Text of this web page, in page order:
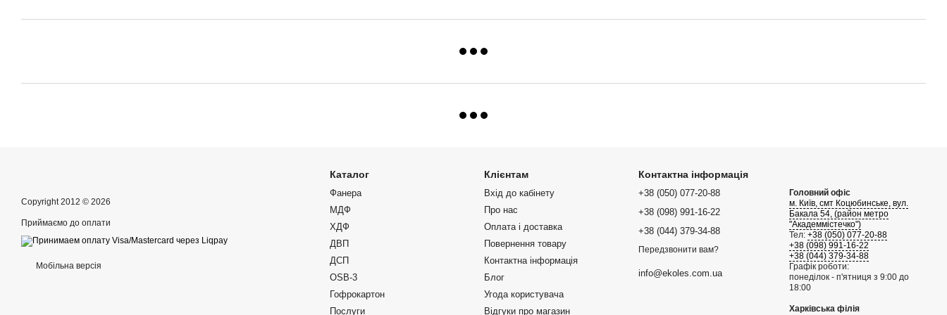
Copyright 2012 © 2026
Приймаємо до оплати
Мобільна версія
Каталог
Фанера
МДФ
ХДФ
ДВП
ДСП
OSB-3
Гофрокартон
Послуги
Клієнтам
Вхід до кабінету
Про нас
Оплата і доставка
Повернення товару
Контактна інформація
Блог
Угода користувача
Відгуки про магазин
Контактна інформація
+38 (050) 077-20-88
+38 (098) 991-16-22
+38 (044) 379-34-88
Передзвонити вам?
info@ekoles.com.ua
Головний офіс
м. Київ, смт Коцюбинське, вул.
Бакала 54, (район метро
"Академмістечко")
Тел: +38 (050) 077-20-88
+38 (098) 991-16-22
+38 (044) 379-34-88
Графік роботи:
понеділок - п'ятниця з 9:00 до
18:00
Харківська філія